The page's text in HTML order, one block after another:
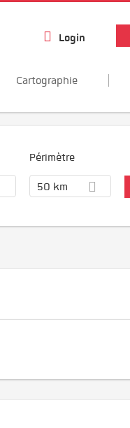
Login
Cartographie
Périmètre
50 km